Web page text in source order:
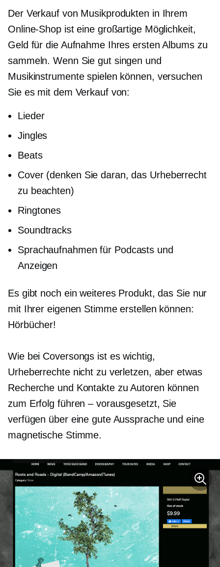
Der Verkauf von Musikprodukten in Ihrem
Online-Shop ist eine großartige Möglichkeit,
Geld für die Aufnahme Ihres ersten Albums zu
sammeln. Wenn Sie gut singen und
Musikinstrumente spielen können, versuchen
Sie es mit dem Verkauf von:
Lieder
Jingles
Beats
Cover (denken Sie daran, das Urheberrecht
zu beachten)
Ringtones
Soundtracks
Sprachaufnahmen für Podcasts und
Anzeigen
Es gibt noch ein weiteres Produkt, das Sie nur
mit Ihrer eigenen Stimme erstellen können:
Hörbücher!
Wie bei Coversongs ist es wichtig,
Urheberrechte nicht zu verletzen, aber etwas
Recherche und Kontakte zu Autoren können
zum Erfolg führen – vorausgesetzt, Sie
verfügen über eine gute Aussprache und eine
magnetische Stimme.